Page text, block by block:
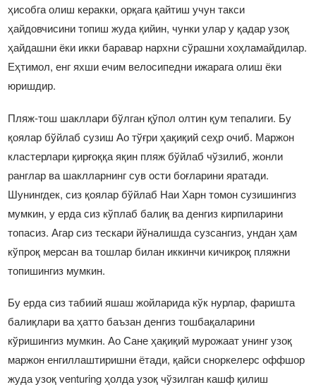
ҳисобга олиш керакки, орқага қайтиш учун такси
ҳайдовчисини топиш жуда қийин, чунки улар у қадар узоқ
ҳайдашни ёки икки баравар нархни сўрашни хоҳламайдилар.
Еҳтимол, енг яхши ечим велосипедни ижарага олиш ёки
юришдир.
Пляж-тош шакллари бўлган қўпол олтин қум тепалиги. Бу
қоялар бўйлаб сузиш Ао тўғри ҳақиқий сеҳр очиб. Маржон
кластерлари қирғоққа яқин пляж бўйлаб чўзилиб, жонли
ранглар ва шаклларнинг сув ости боғларини яратади.
Шунингдек, сиз қоялар бўйлаб Наи Харн томон сузишингиз
мумкин, у ерда сиз кўплаб балиқ ва денгиз кирпиларини
топасиз. Агар сиз тескари йўналишда сузсангиз, ундан ҳам
кўпроқ мерcан ва тошлар билан иккинчи кичикроқ пляжни
топишингиз мумкин.
Бу ерда сиз табиий яшаш жойларида кўк нурлар, фаришта
балиқлари ва ҳатто баъзан денгиз тошбақаларини
кўришингиз мумкин. Ао Сане ҳақиқий мурожаат унинг узоқ
маржон енгиллаштиришни ётади, қайси сноркелерс оффшор
жуда узоқ venturing ҳолда узоқ чўзилган кашф қилиш